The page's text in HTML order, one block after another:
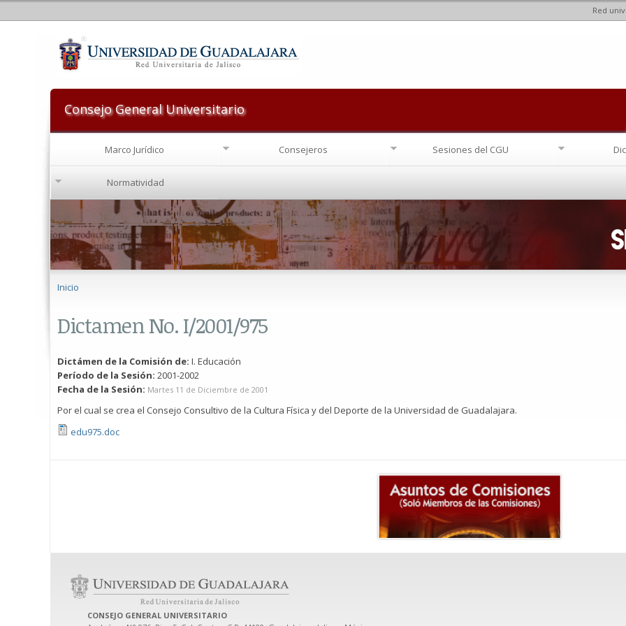
Red
Consejo General Universitario
Marco Jurídico Consejeros Sesiones del CGU
Normatividad
Inicio
Dictamen No. I/2001/975
Dictámen de la Comisión de: I. Educación
Período de la Sesión: 2001-2002
Fecha de la Sesión: Martes 11 de Diciembre de 2001
Por el cual se crea el Consejo Consultivo de la Cultura Física y del Deporte de la Universidad de Guadalajara.
edu975.doc
CONSEJO GENERAL UNIVERSITARIO